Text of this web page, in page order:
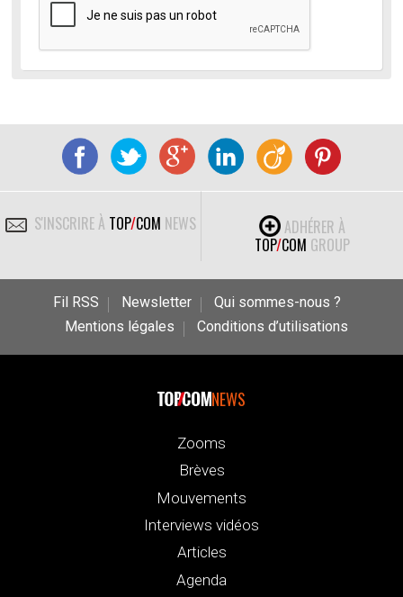
S'INSCRIRE À TOP/COM NEWS
ADHÉRER À
TOP/COM GROUP
Fil RSS Newsletter
Qui sommes-nous ?
Mentions légales
Conditions d’utilisations
NEWS
Zooms
Brèves
Mouvements
Interviews vidéos
Articles
Agenda